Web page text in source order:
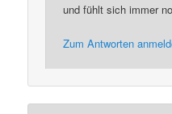
und fühlt sich immer
Zum Antworten